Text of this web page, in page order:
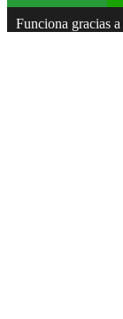
Funciona gracias a